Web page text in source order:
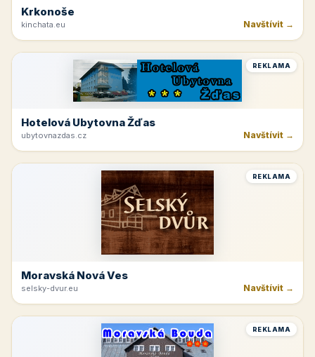
Krkonoše
kinchata.eu Navštívit →
REKLAMA
Hotelová Ubytovna Žďas
ubytovnazdas.cz Navštívit →
REKLAMA
Moravská Nová Ves
selsky-dvur.eu Navštívit →
REKLAMA